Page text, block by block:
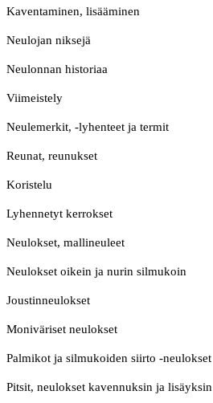
Kaventaminen, lisääminen
Neulojan niksejä
Neulonnan historiaa
Viimeistely
Neulemerkit, -lyhenteet ja termit
Reunat, reunukset
Koristelu
Lyhennetyt kerrokset
Neulokset, mallineuleet
Neulokset oikein ja nurin silmukoin
Joustinneulokset
Moniväriset neulokset
Palmikot ja silmukoiden siirto -neulokset
Pitsit, neulokset kavennuksin ja lisäyksin